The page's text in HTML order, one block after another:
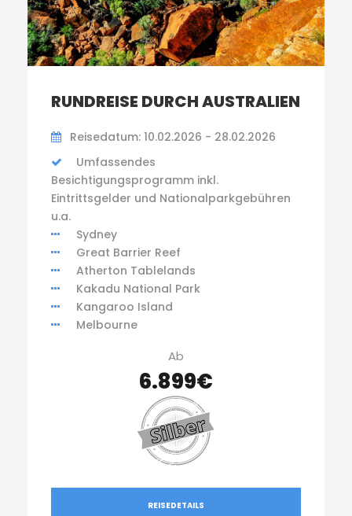
RUNDREISE DURCH AUSTRALIEN
Reisedatum: 10.02.2026 - 28.02.2026
Umfassendes
Besichtigungsprogramm inkl.
Eintrittsgelder und Nationalparkgebühren
u.a.
Sydney
Great Barrier Reef
Atherton Tablelands
Kakadu National Park
Kangaroo Island
Melbourne
Ab
6.899€
REISEDETAILS